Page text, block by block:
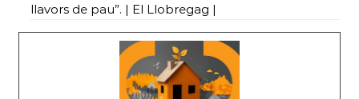
llavors de pau”. | El Llobregag |